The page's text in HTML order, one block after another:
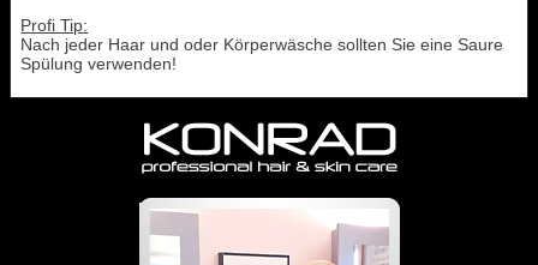
Profi Tip:
Nach jeder Haar und oder Körperwäsche sollten Sie eine Saure
Spülung verwenden!